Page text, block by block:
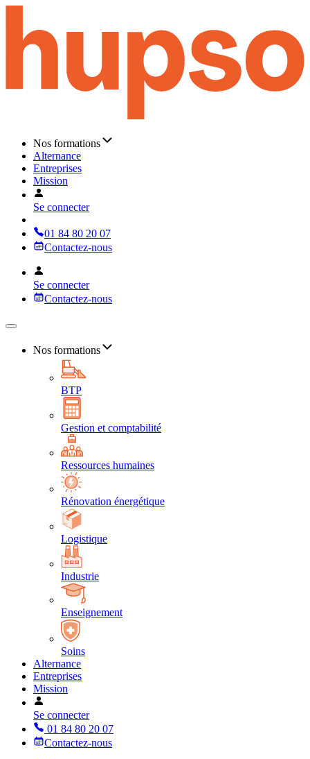
Nos formations
Alternance
Entreprises
Mission
Se connecter
01 84 80 20 07
Contactez-nous
Se connecter
Contactez-nous
Nos formations
BTP
Gestion et comptabilité
Ressources humaines
Rénovation énergétique
Logistique
Industrie
Enseignement
Soins
Alternance
Entreprises
Mission
Se connecter
01 84 80 20 07
Contactez-nous